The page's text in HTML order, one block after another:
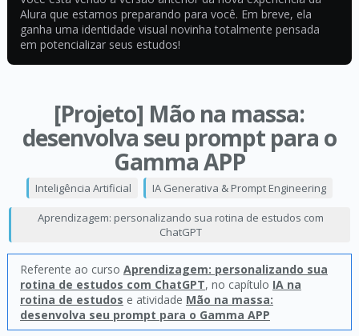
Alura que estamos preparando para você. Em breve, ela
ganha uma identidade visual novinha totalmente pensada
em potencializar seus estudos!
[Projeto] Mão na massa:
desenvolva seu prompt para o
Gamma APP
Inteligência Artificial IA Generativa & Prompt Engineering
Aprendizagem: personalizando sua rotina de estudos com
ChatGPT
Referente ao curso Aprendizagem: personalizando sua
rotina de estudos com ChatGPT, no capítulo IA na
rotina de estudos e atividade Mão na massa:
desenvolva seu prompt para o Gamma APP